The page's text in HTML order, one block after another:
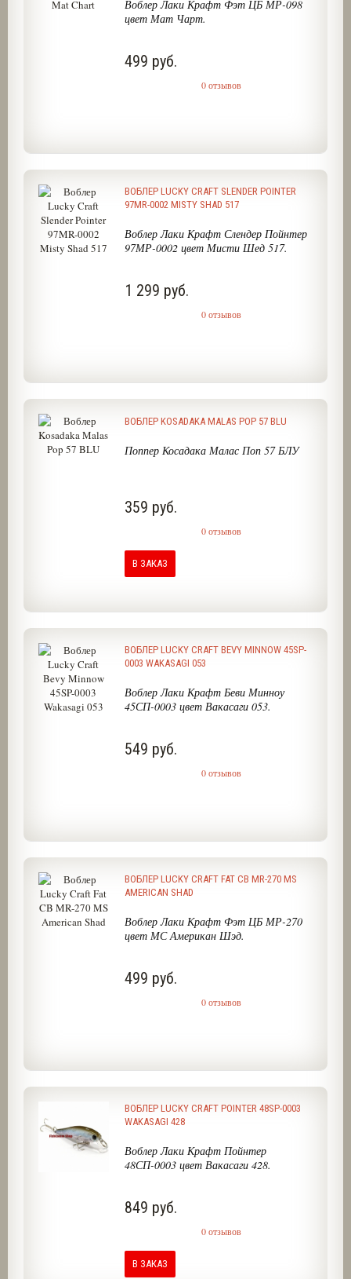
Воблер Лаки Крафт Фэт ЦБ МР-098
цвет Мат Чарт.
499 руб.
0 отзывов
ВОБЛЕР LUCKY CRAFT SLENDER POINTER
97MR-0002 MISTY SHAD 517
Воблер Лаки Крафт Слендер Пойнтер
97МР-0002 цвет Мисти Шед 517.
1 299 руб.
0 отзывов
ВОБЛЕР KOSADAKA MALAS POP 57 BLU
Поппер Косадака Малас Поп 57 БЛУ
359 руб.
0 отзывов
В ЗАКАЗ
ВОБЛЕР LUCKY CRAFT BEVY MINNOW 45SP-
0003 WAKASAGI 053
Воблер Лаки Крафт Беви Минноу
45СП-0003 цвет Вакасаги 053.
549 руб.
0 отзывов
ВОБЛЕР LUCKY CRAFT FAT CB MR-270 MS
AMERICAN SHAD
Воблер Лаки Крафт Фэт ЦБ МР-270
цвет МС Американ Шэд.
499 руб.
0 отзывов
ВОБЛЕР LUCKY CRAFT POINTER 48SP-0003
WAKASAGI 428
Воблер Лаки Крафт Пойнтер
48СП-0003 цвет Вакасаги 428.
849 руб.
0 отзывов
В ЗАКАЗ